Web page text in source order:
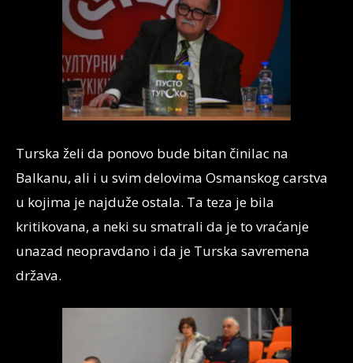
Turska želi da ponovo bude bitan činilac na
Balkanu, ali i u svim delovima Osmanskog carstva
u kojima je najduže ostala. Ta teza je bila
kritikovana, a neki su smatrali da je to vraćanje
unazad neopravdano i da je Turska savremena
država.